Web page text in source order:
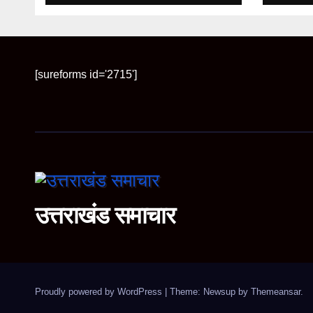
[sureforms id='2715']
उत्तराखंड समाचार
Proudly powered by WordPress Theme: Newsup by Themeansar.